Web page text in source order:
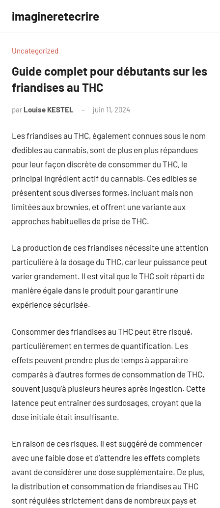
contenu
imagineretecrire
Uncategorized
Guide complet pour débutants sur les
friandises au THC
par Louise KESTEL juin 11, 2024
Les friandises au THC, également connues sous le nom
d’edibles au cannabis, sont de plus en plus répandues
pour leur façon discrète de consommer du THC, le
principal ingrédient actif du cannabis. Ces edibles se
présentent sous diverses formes, incluant mais non
limitées aux brownies, et offrent une variante aux
approches habituelles de prise de THC.
La production de ces friandises nécessite une attention
particulière à la dosage du THC, car leur puissance peut
varier grandement. Il est vital que le THC soit réparti de
manière égale dans le produit pour garantir une
expérience sécurisée.
Consommer des friandises au THC peut être risqué,
particulièrement en termes de quantification. Les
effets peuvent prendre plus de temps à apparaître
comparés à d’autres formes de consommation de THC,
souvent jusqu’à plusieurs heures après ingestion. Cette
latence peut entraîner des surdosages, croyant que la
dose initiale était insuffisante.
En raison de ces risques, il est suggéré de commencer
avec une faible dose et d’attendre les effets complets
avant de considérer une dose supplémentaire. De plus,
la distribution et consommation de friandises au THC
sont régulées strictement dans de nombreux pays et